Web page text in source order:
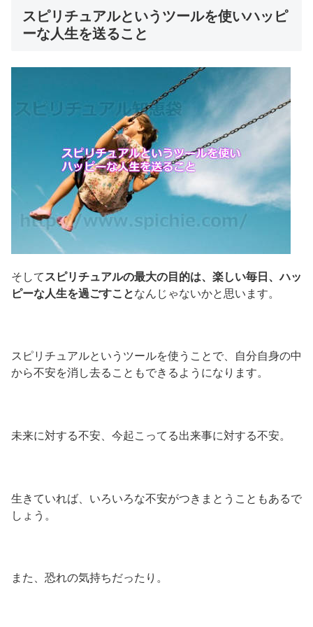
スピリチュアルというツールを使いハッピ
ーな人生を送ること
そして スピリチュアルの最大の目的は、楽しい毎日、ハッ
ピーな人生を過ごすことなんじゃないかと思います。
スピリチュアルというツールを使うことで、自分自身の中
から不安を消し去ることもできるようになります。
未来に対する不安、今起こってる出来事に対する不安。
生きていれば、いろいろな不安がつきまとうこともあるで
しょう。
また、恐れの気持ちだったり。